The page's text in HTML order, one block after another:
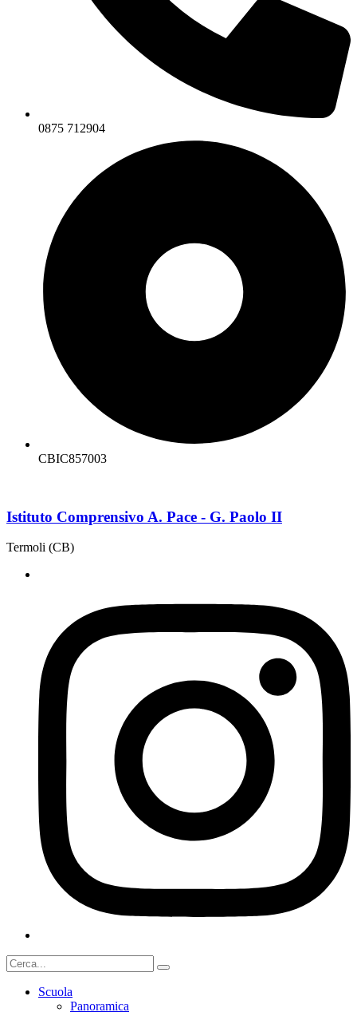
0875 712904
CBIC857003
Istituto Comprensivo A. Pace - G. Paolo II
Termoli (CB)
Scuola
Panoramica